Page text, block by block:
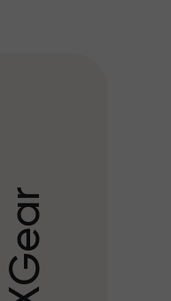
G
e
a
r